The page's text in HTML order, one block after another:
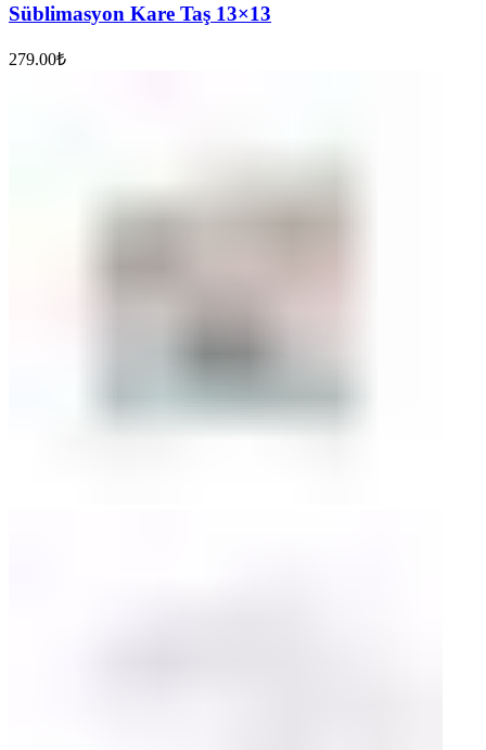
Süblimasyon Kare Taş 13×13
279.00₺